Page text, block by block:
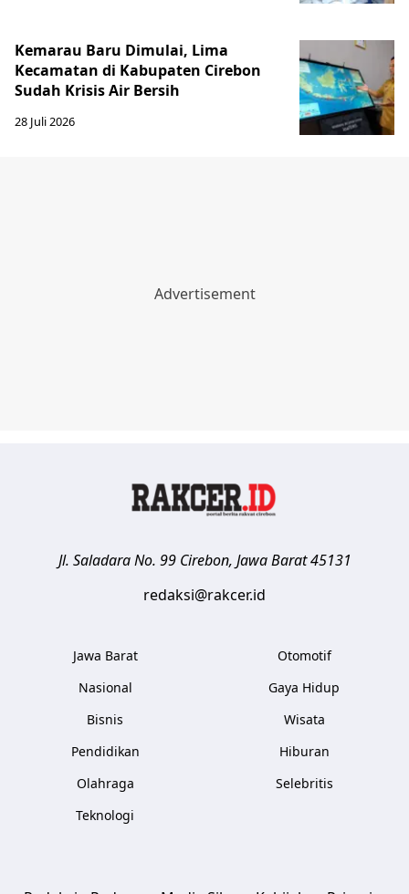
Kemarau Baru Dimulai, Lima
Kecamatan di Kabupaten Cirebon
Sudah Krisis Air Bersih
28 Juli 2026
Jl. Saladara No. 99 Cirebon, Jawa Barat 45131
redaksi@rakcer.id
Jawa Barat
Nasional
Bisnis
Pendidikan
Olahraga
Teknologi
Otomotif
Gaya Hidup
Wisata
Hiburan
Selebritis